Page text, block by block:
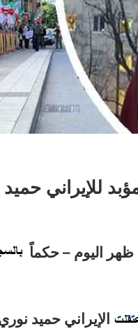
للإيراني
اليوم – حكماً